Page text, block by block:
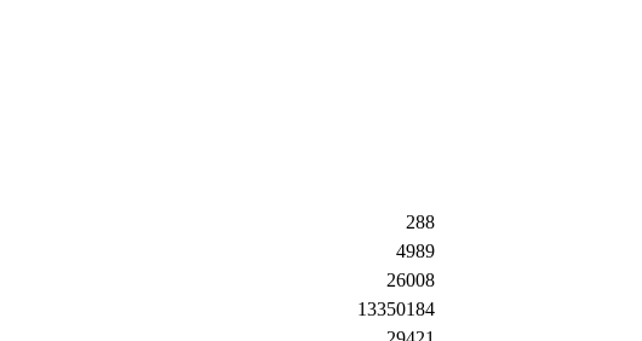
288
4989
26008
13350184